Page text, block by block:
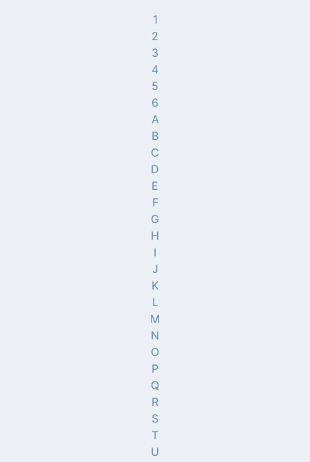
1
2
3
4
5
6
A
B
C
D
E
F
G
H
I
J
K
L
M
N
O
P
Q
R
S
T
U